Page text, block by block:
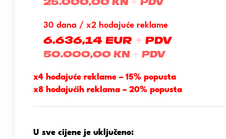
30 dana / x2 hodajuće reklame
6.636,14 EUR + PDV
50.000,00 KN + PDV
x4 hodajuće reklame – 15% popusta
x8 hodajućih reklama – 20% popusta
U sve cijene je uključeno: